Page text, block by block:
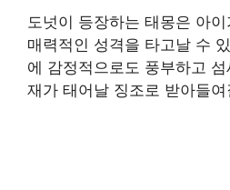
도넛이 등장하는 태몽은 아
매력적인 성격을 타고날 수
에 감정적으로도 풍부하고
재가 태어날 징조로 받아들